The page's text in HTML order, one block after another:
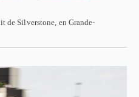
de Silverstone, en Grande-